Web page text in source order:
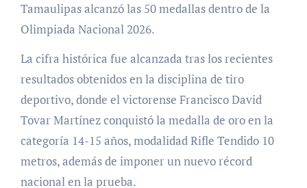
Tamaulipas alcanzó las 50 medallas dentro de la
Olimpiada Nacional 2026.
La cifra histórica fue alcanzada tras los recientes
resultados obtenidos en la disciplina de tiro
deportivo, donde el victorense Francisco David
Tovar Martínez conquistó la medalla de oro en la
categoría 14-15 años, modalidad Rifle Tendido 10
metros, además de imponer un nuevo récord
nacional en la prueba.